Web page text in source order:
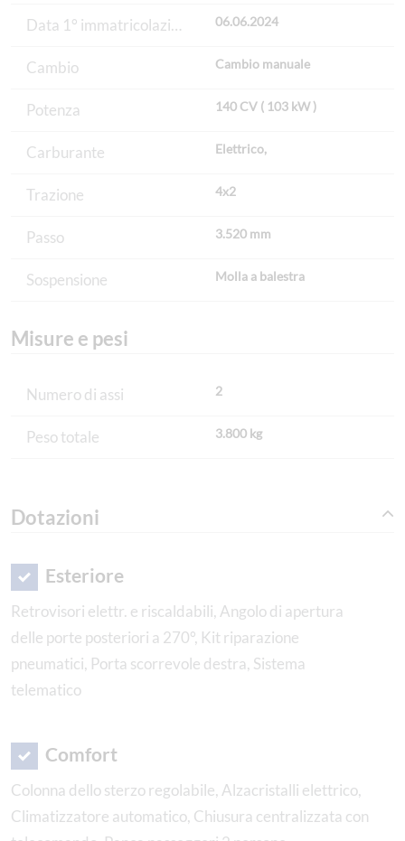
Data 1° immatricolazione 06.06.2024
Cambio Cambio manuale
Potenza 140 CV ( 103 kW )
Carburante Elettrico,
Trazione 4x2
Passo 3.520 mm
Sospensione Molla a balestra
Misure e pesi
Numero di assi 2
Peso totale 3.800 kg
Dotazioni
Esteriore
Retrovisori elettr. e riscaldabili, Angolo di apertura
delle porte posteriori a 270°, Kit riparazione
pneumatici, Porta scorrevole destra, Sistema
telematico
Comfort
Colonna dello sterzo regolabile, Alzacristalli elettrico,
Climatizzatore automatico, Chiusura centralizzata con